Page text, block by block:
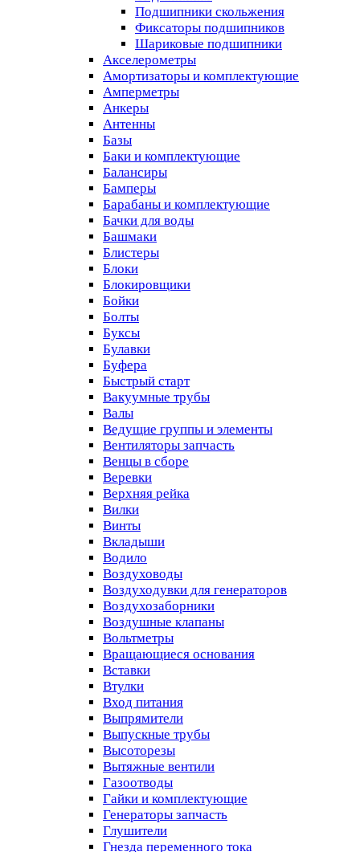
Подшипники скольжения
Фиксаторы подшипников
Шариковые подшипники
Акселерометры
Амортизаторы и комплектующие
Амперметры
Анкеры
Антенны
Базы
Баки и комплектующие
Балансиры
Бамперы
Барабаны и комплектующие
Бачки для воды
Башмаки
Блистеры
Блоки
Блокировщики
Бойки
Болты
Буксы
Булавки
Буфера
Быстрый старт
Вакуумные трубы
Валы
Ведущие группы и элементы
Вентиляторы запчасть
Венцы в сборе
Веревки
Верхняя рейка
Вилки
Винты
Вкладыши
Водило
Воздуховоды
Воздуходувки для генераторов
Воздухозаборники
Воздушные клапаны
Вольтметры
Вращающиеся основания
Вставки
Втулки
Вход питания
Выпрямители
Выпускные трубы
Высоторезы
Вытяжные вентили
Газоотводы
Гайки и комплектующие
Генераторы запчасть
Глушители
Гнезда переменного тока